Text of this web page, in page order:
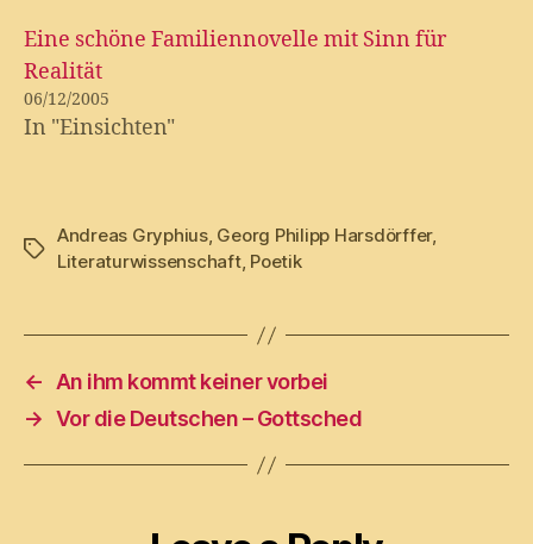
Eine schöne Familiennovelle mit Sinn für
Realität
06/12/2005
In "Einsichten"
Tags
Andreas Gryphius, Georg Philipp Harsdörffer,
Literaturwissenschaft, Poetik
←
An ihm kommt keiner vorbei
→ Vor die Deutschen – Gottsched